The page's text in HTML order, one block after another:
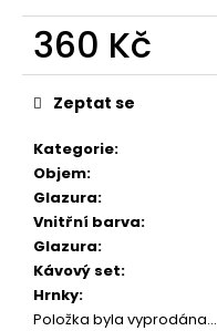
360 Kč
Měrná
cena:
Kategorie:
Objem:
Glazura:
Vnitřní barva:
Glazura:
Kávový set:
Hrnky:
Položka byla vyprodána…
Zeptat se
o
u
č
e
m
e